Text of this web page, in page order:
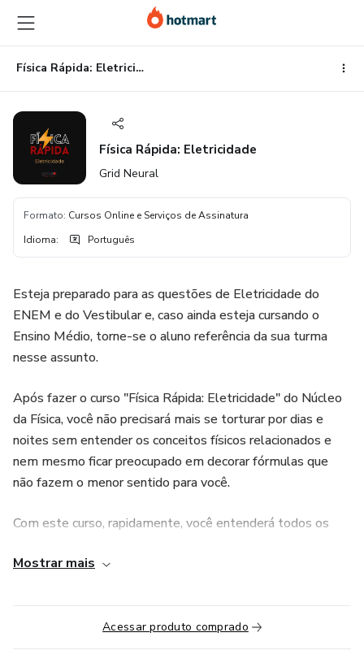
para
o
conteúdo
principal
para
o
pagamento
para
o
rodapé
Física Rápida: Eletricidade
Física Rápida: Eletricidade
Grid Neural
Formato: Cursos Online e Serviços de Assinatura
Idioma: Português
Esteja preparado para as questões de Eletricidade do
ENEM e do Vestibular e, caso ainda esteja cursando o
Ensino Médio, torne-se o aluno referência da sua turma
nesse assunto.
Após fazer o curso "Física Rápida: Eletricidade" do Núcleo
da Física, você não precisará mais se torturar por dias e
noites sem entender os conceitos físicos relacionados e
nem mesmo ficar preocupado em decorar fórmulas que
não fazem o menor sentido para você.
Com este curso, rapidamente, você entenderá todos os
equações utilizadas fazem muito sentindo, o que facilitará
Física Rápida é um curso rápido que aborda áreas de
estudo da Física, neste caso, a Eletricidade. Ideal para
Mostrar mais
Acessar produto comprado